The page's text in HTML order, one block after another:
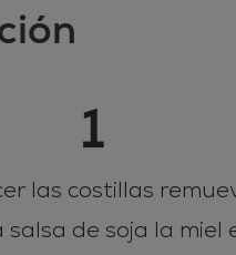
1
las costillas
salsa de soja la miel